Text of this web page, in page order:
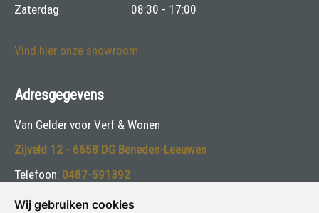
Wij gebruiken cookies
Zaterdag
08:30 - 17:00
Vind hier onze showroom
Adresgegevens
Van Gelder voor Verf & Wonen
Zijveld 12 - 6658 DG Beneden-Leeuwen
Telefoon: 0487-591392
E-mail:info@vangelderverf.nl